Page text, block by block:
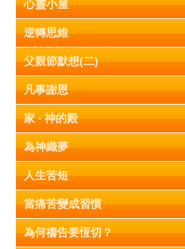
心靈小屋
逆轉思維
父親節默想(二)
凡事謝恩
家 ‧ 神的殿
為神織夢
人生苦短
當痛苦變成習慣
為何禱告要恆切？